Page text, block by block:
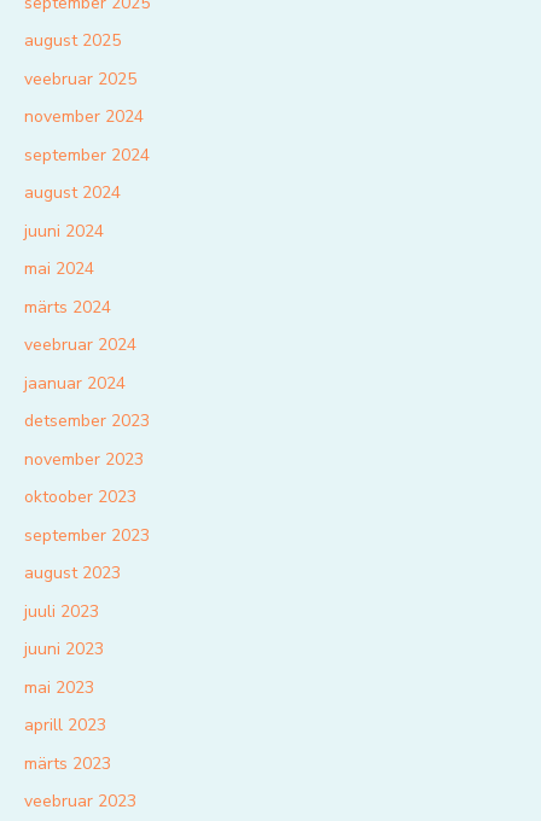
august 2025
veebruar 2025
november 2024
september 2024
august 2024
juuni 2024
mai 2024
märts 2024
veebruar 2024
jaanuar 2024
detsember 2023
november 2023
oktoober 2023
september 2023
august 2023
juuli 2023
juuni 2023
mai 2023
aprill 2023
märts 2023
veebruar 2023